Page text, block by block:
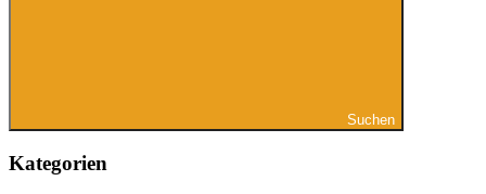
Suchen
Kategorien